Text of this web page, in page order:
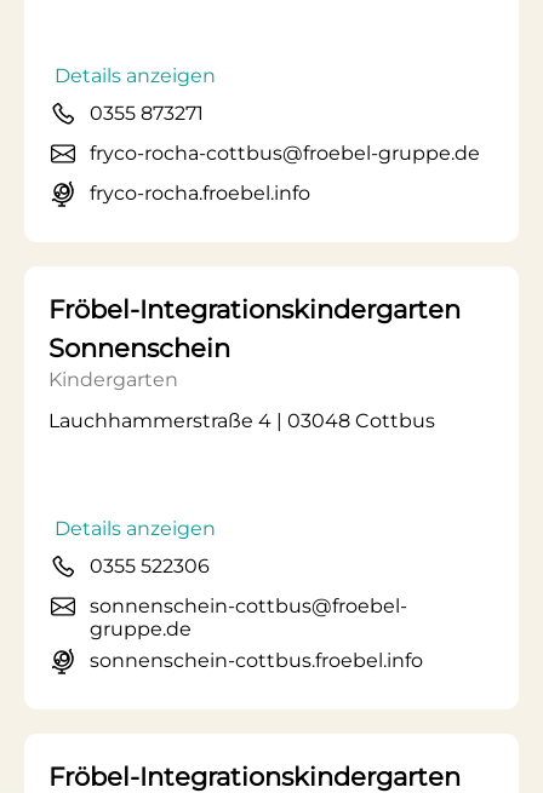
Details anzeigen
0355 873271
fryco-rocha-cottbus@froebel-gruppe.de
fryco-rocha.froebel.info
Fröbel-Integrationskindergarten
Sonnenschein
Kindergarten
Lauchhammerstraße 4 | 03048 Cottbus
Details anzeigen
0355 522306
sonnenschein-cottbus@froebel-
gruppe.de
sonnenschein-cottbus.froebel.info
Fröbel-Integrationskindergarten